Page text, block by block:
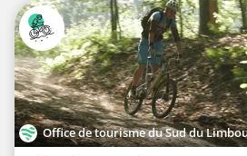
Office de tourisme du Sud du